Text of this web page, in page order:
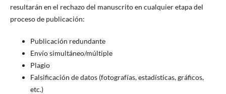
resultarán en el rechazo del manuscrito en cualquier etapa del
proceso de publicación:
Publicación redundante
Envío simultáneo/múltiple
Plagio
Falsificación de datos (fotografías, estadísticas, gráficos,
etc.)